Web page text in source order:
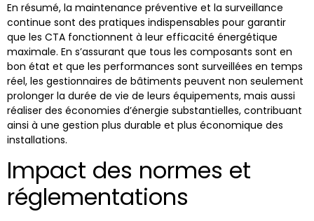
En résumé, la maintenance préventive et la surveillance
continue sont des pratiques indispensables pour garantir
que les CTA fonctionnent à leur efficacité énergétique
maximale. En s’assurant que tous les composants sont en
bon état et que les performances sont surveillées en temps
réel, les gestionnaires de bâtiments peuvent non seulement
prolonger la durée de vie de leurs équipements, mais aussi
réaliser des économies d’énergie substantielles, contribuant
ainsi à une gestion plus durable et plus économique des
installations.
Impact des normes et
réglementations